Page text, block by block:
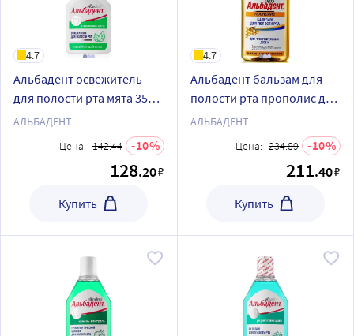
4.7
Альбадент освежитель
для полости рта мята 35
мл/спрей
АЛЬБАДЕНТ
Цена: 142.44 10
128.20₽
Купить
4.7
Альбадент бальзам для
полости рта прополис для
чувствительных десен 400
АЛЬБАДЕНТ
Цена: 234.89 10
211.40₽
Купить